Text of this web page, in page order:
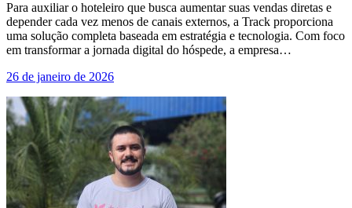
Para auxiliar o hoteleiro que busca aumentar suas vendas diretas e
depender cada vez menos de canais externos, a Track proporciona
uma solução completa baseada em estratégia e tecnologia. Com foco
em transformar a jornada digital do hóspede, a empresa…
26 de janeiro de 2026